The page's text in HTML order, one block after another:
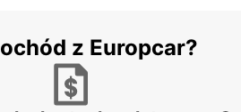
z Europcar?